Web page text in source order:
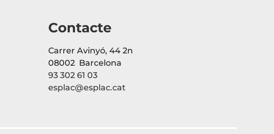
Contacte
Carrer Avinyó, 44 2n
08002 Barcelona
93 302 61 03
esplac@esplac.cat